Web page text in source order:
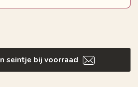
seintje bij voorraad